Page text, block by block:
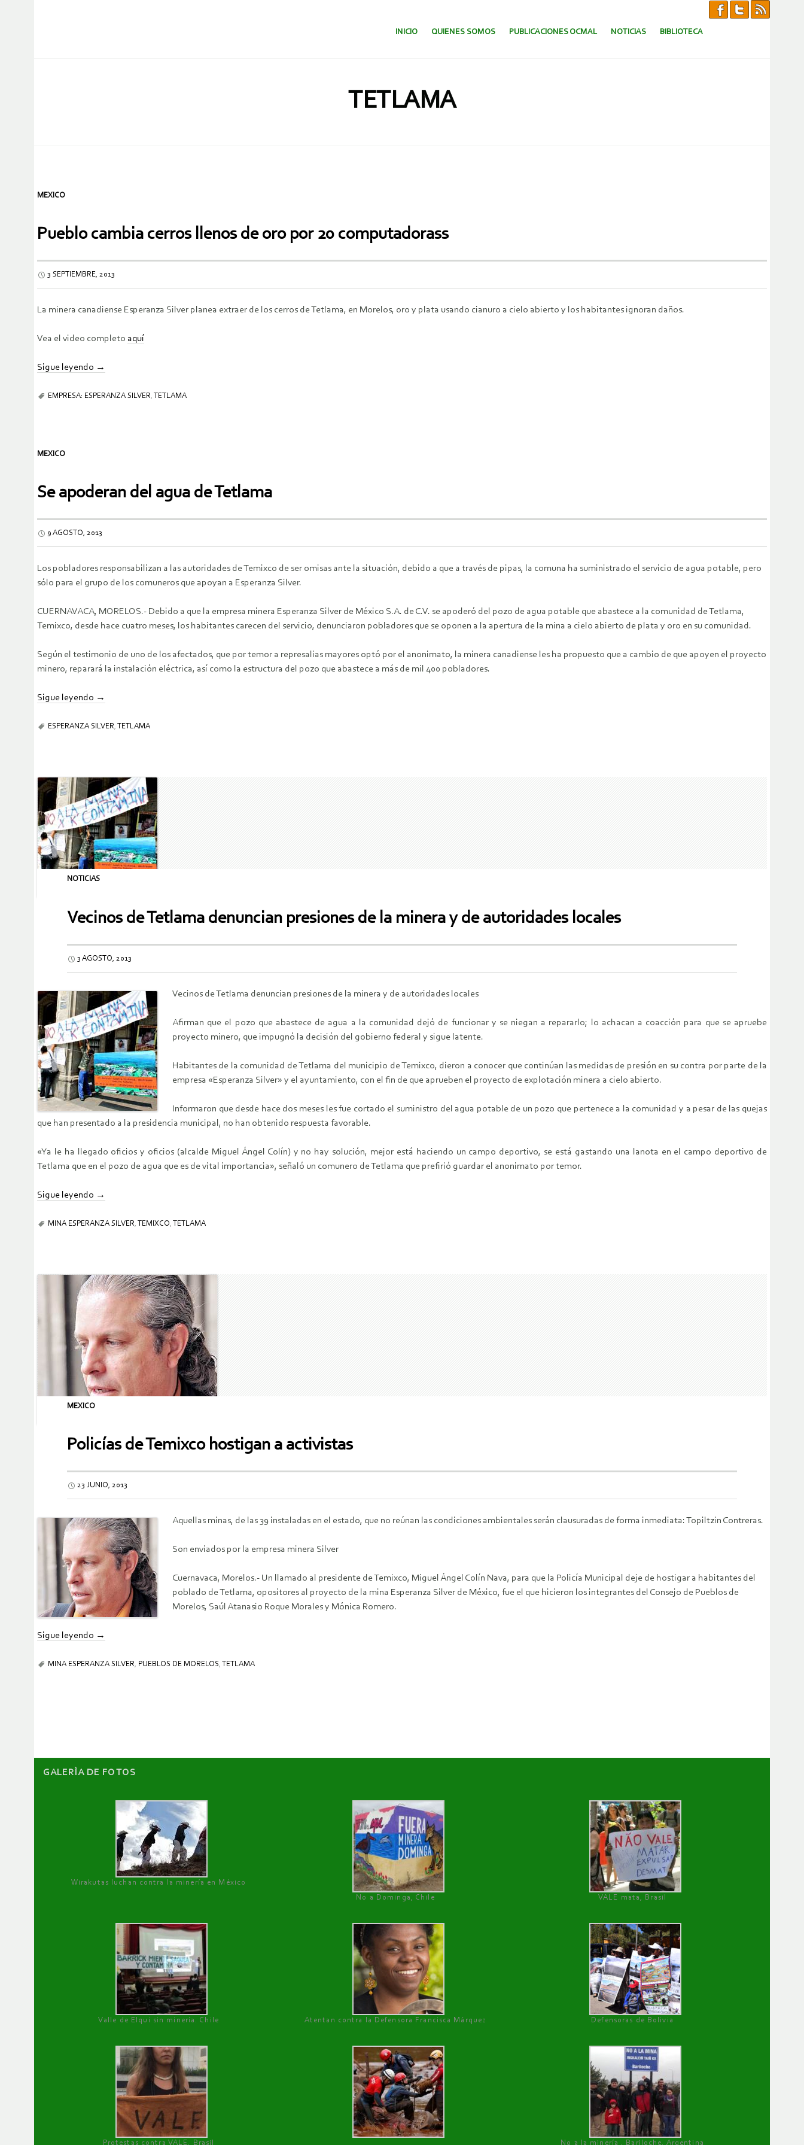
SALTAR AL CONTENIDO.
INICIO QUIENES SOMOS PUBLICACIONES OCMAL NOTICIAS BIBLIOTECA
TETLAMA
MEXICO
Pueblo cambia cerros llenos de oro por 20 computadorass
3 SEPTIEMBRE, 2013
La minera canadiense Esperanza Silver planea extraer de los cerros de Tetlama, en Morelos, oro y plata usando cianuro a cielo abierto y los habitantes ignoran daños.
Vea el video completo aquí
Sigue leyendo →
EMPRESA: ESPERANZA SILVER, TETLAMA
MEXICO
Se apoderan del agua de Tetlama
9 AGOSTO, 2013
Los pobladores responsabilizan a las autoridades de Temixco de ser omisas ante la situación, debido a que a través de pipas, la comuna ha suministrado el servicio de agua potable, pero
sólo para el grupo de los comuneros que apoyan a Esperanza Silver.
CUERNAVACA, MORELOS.- Debido a que la empresa minera Esperanza Silver de México S.A. de C.V. se apoderó del pozo de agua potable que abastece a la comunidad de Tetlama,
Temixco, desde hace cuatro meses, los habitantes carecen del servicio, denunciaron pobladores que se oponen a la apertura de la mina a cielo abierto de plata y oro en su comunidad.
Según el testimonio de uno de los afectados, que por temor a represalias mayores optó por el anonimato, la minera canadiense les ha propuesto que a cambio de que apoyen el proyecto
minero, reparará la instalación eléctrica, así como la estructura del pozo que abastece a más de mil 400 pobladores.
Sigue leyendo →
ESPERANZA SILVER, TETLAMA
NOTICIAS
Vecinos de Tetlama denuncian presiones de la minera y de autoridades locales
3 AGOSTO, 2013
Vecinos de Tetlama denuncian presiones de la minera y de autoridades locales
Afirman que el pozo que abastece de agua a la comunidad dejó de funcionar y se niegan a repararlo; lo achacan a coacción para que se apruebe
proyecto minero, que impugnó la decisión del gobierno federal y sigue latente.
Habitantes de la comunidad de Tetlama del municipio de Temixco, dieron a conocer que continúan las medidas de presión en su contra por parte de la
empresa «Esperanza Silver» y el ayuntamiento, con el fin de que aprueben el proyecto de explotación minera a cielo abierto.
Informaron que desde hace dos meses les fue cortado el suministro del agua potable de un pozo que pertenece a la comunidad y a pesar de las quejas
que han presentado a la presidencia municipal, no han obtenido respuesta favorable.
«Ya le ha llegado oficios y oficios (alcalde Miguel Ángel Colín) y no hay solución, mejor está haciendo un campo deportivo, se está gastando una lanota en el campo deportivo de
Tetlama que en el pozo de agua que es de vital importancia», señaló un comunero de Tetlama que prefirió guardar el anonimato por temor.
Sigue leyendo →
MINA ESPERANZA SILVER TEMIXCO TETLAMA
MEXICO
Policías de Temixco hostigan a activistas
23 JUNIO, 2013
Aquellas minas, de las 39 instaladas en el estado, que no reúnan las condiciones ambientales serán clausuradas de forma inmediata: Topiltzin Contreras.
Son enviados por la empresa minera Silver
Cuernavaca, Morelos.- Un llamado al presidente de Temixco, Miguel Ángel Colín Nava, para que la Policía Municipal deje de hostigar a habitantes del
poblado de Tetlama, opositores al proyecto de la mina Esperanza Silver de México, fue el que hicieron los integrantes del Consejo de Pueblos de
Morelos, Saúl Atanasio Roque Morales y Mónica Romero.
Sigue leyendo →
MINA ESPERANZA SILVER, PUEBLOS DE MORELOS, TETLAMA
GALERÌA DE FOTOS
Wirakutas luchan contra la minería en México
No a Dominga, Chile
VALE mata, Brasil
Valle de Elqui sin minería. Chile Atentan contra la Defensora Francisca Márquez Defensoras de Bolivia
Protestas contra VALE, Brasil No a la minería , Bariloche, Argentina